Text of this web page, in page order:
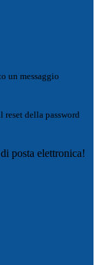
un messaggio
reset della password
posta elettronica!